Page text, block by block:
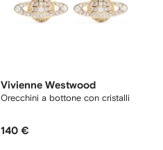
Vivienne Westwood
Orecchini a bottone con cristalli
140 €